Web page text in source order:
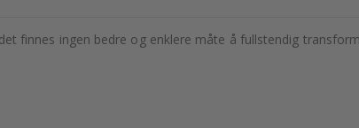
finnes ingen bedre og enklere måte å fullstendig